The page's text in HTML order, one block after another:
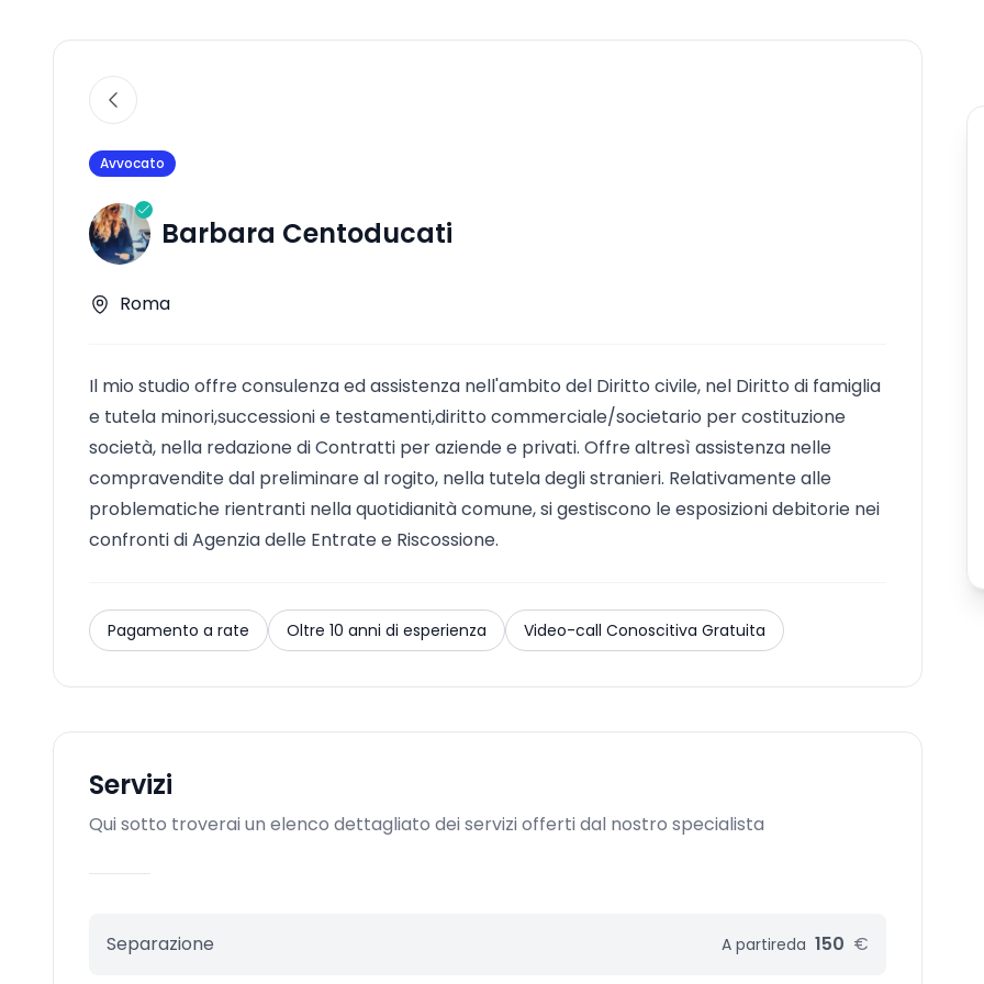
Avvocato
Barbara Centoducati
Roma
Il mio studio offre consulenza ed assistenza nell'ambito del Diritto civile, nel Diritto di famiglia
e tutela minori,successioni e testamenti,diritto commerciale/societario per costituzione
società, nella redazione di Contratti per aziende e privati. Offre altresì assistenza nelle
compravendite dal preliminare al rogito, nella tutela degli stranieri. Relativamente alle
problematiche rientranti nella quotidianità comune, si gestiscono le esposizioni debitorie nei
confronti di Agenzia delle Entrate e Riscossione.
Pagamento a rate Oltre 10 anni di esperienza Video-call Conoscitiva Gratuita
Servizi
Qui sotto troverai un elenco dettagliato dei servizi offerti dal nostro specialista
Separazione A partireda 150 €